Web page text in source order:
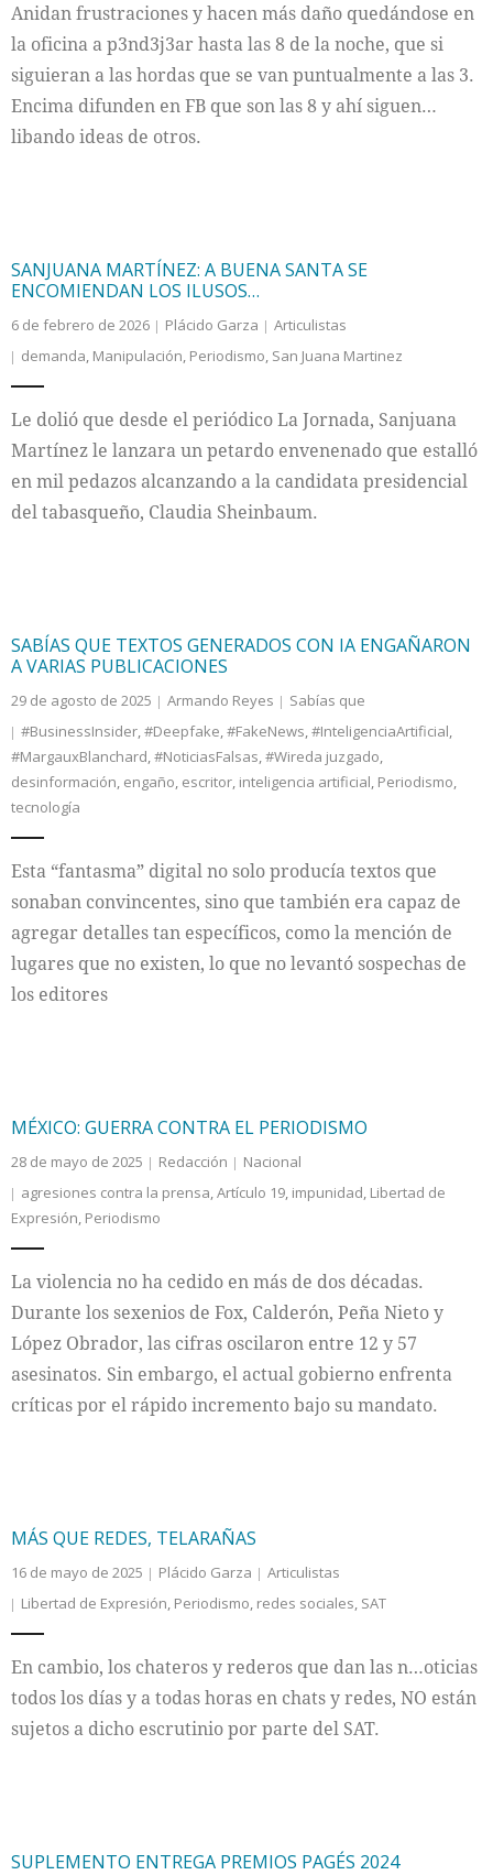
Anidan frustraciones y hacen más daño quedándose en
la oficina a p3nd3j3ar hasta las 8 de la noche, que si
siguieran a las hordas que se van puntualmente a las 3.
Encima difunden en FB que son las 8 y ahí siguen…
libando ideas de otros.
SANJUANA MARTÍNEZ: A BUENA SANTA SE
ENCOMIENDAN LOS ILUSOS…
6 de febrero de 2026 Plácido Garza
Articulistas
demanda, Manipulación, Periodismo, San Juana Martinez
Le dolió que desde el periódico La Jornada, Sanjuana
Martínez le lanzara un petardo envenenado que estalló
en mil pedazos alcanzando a la candidata presidencial
del tabasqueño, Claudia Sheinbaum.
SABÍAS QUE TEXTOS GENERADOS CON IA ENGAÑARON
A VARIAS PUBLICACIONES
29 de agosto de 2025 Armando Reyes
Sabías que
#BusinessInsider,#Deepfake,#FakeNews,#InteligenciaArtificial,
#MargauxBlanchard,#NoticiasFalsas,#Wireda juzgado,
desinformación, engaño, escritor, inteligencia artificial, Periodismo,
tecnología
Esta “fantasma” digital no solo producía textos que
sonaban convincentes, sino que también era capaz de
agregar detalles tan específicos, como la mención de
lugares que no existen, lo que no levantó sospechas de
los editores
MÉXICO: GUERRA CONTRA EL PERIODISMO
28 de mayo de 2025 Redacción
Nacional
agresiones contra la prensa,Artículo 19, impunidad, Libertad de
Expresión, Periodismo
La violencia no ha cedido en más de dos décadas.
Durante los sexenios de Fox, Calderón, Peña Nieto y
López Obrador, las cifras oscilaron entre 12 y 57
asesinatos. Sin embargo, el actual gobierno enfrenta
críticas por el rápido incremento bajo su mandato.
MÁS QUE REDES, TELARAÑAS
16 de mayo de 2025 Plácido Garza
Articulistas
Libertad de Expresión, Periodismo, redes sociales, SAT
En cambio, los chateros y rederos que dan las n…oticias
todos los días y a todas horas en chats y redes, NO están
sujetos a dicho escrutinio por parte del SAT.
SUPLEMENTO ENTREGA PREMIOS PAGÉS 2024